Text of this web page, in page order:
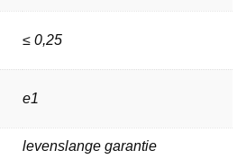
≤ 0,25
e1
levenslange garantie